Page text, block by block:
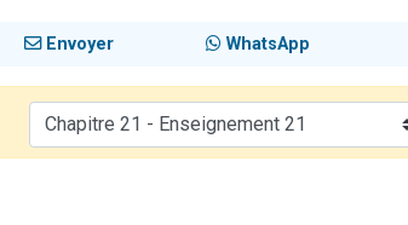
Envoyer WhatsApp